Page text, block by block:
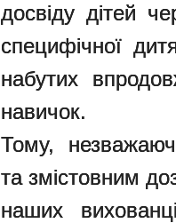
досвіду дітей
специфічної
набутих
навичок.
Тому,
та змістовним
наших